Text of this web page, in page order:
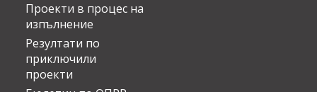
Проекти в процес на
изпълнение
Резултати по
приключили
проекти